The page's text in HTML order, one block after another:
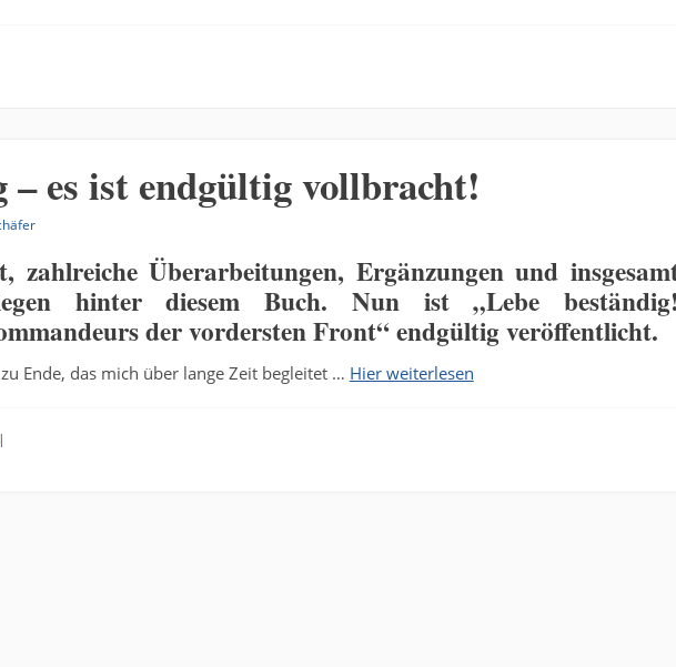
– es ist endgültig vollbracht!
zahlreiche Überarbeitungen, Ergänzungen und
hinter diesem Buch. Nun ist „Lebe beständig!
der vordersten Front“ endgültig veröffentlicht.
Ende, das mich über lange Zeit begleitet … Hier weiterlesen
|